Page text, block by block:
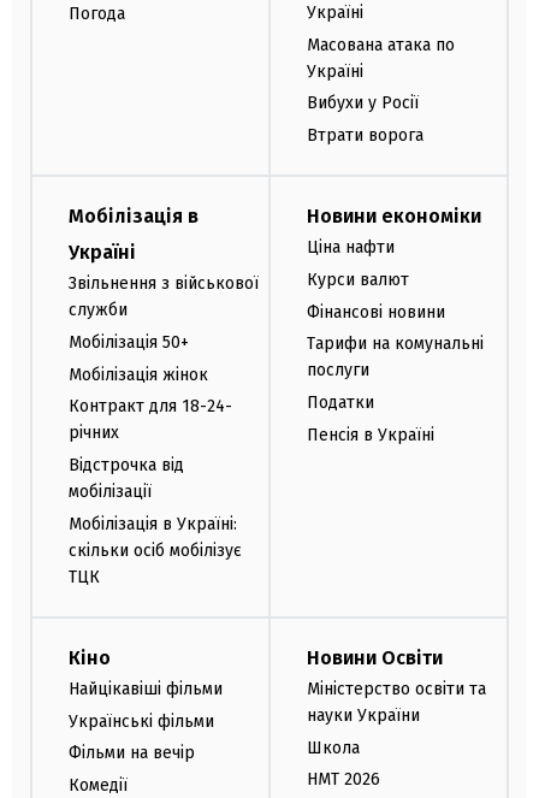
Погода
Україні
Масована атака по
Україні
Вибухи у Росії
Втрати ворога
Мобілізація в
Україні
Звільнення з військової
служби
Мобілізація 50+
Мобілізація жінок
Контракт для 18-24-
річних
Відстрочка від
мобілізації
Мобілізація в Україні:
скільки осіб мобілізує
ТЦК
Новини економіки
Ціна нафти
Курси валют
Фінансові новини
Тарифи на комунальні
послуги
Податки
Пенсія в Україні
Кіно
Найцікавіші фільми
Українські фільми
Фільми на вечір
Комедії
Новини Освіти
Міністерство освіти та
науки України
Школа
НМТ 2026